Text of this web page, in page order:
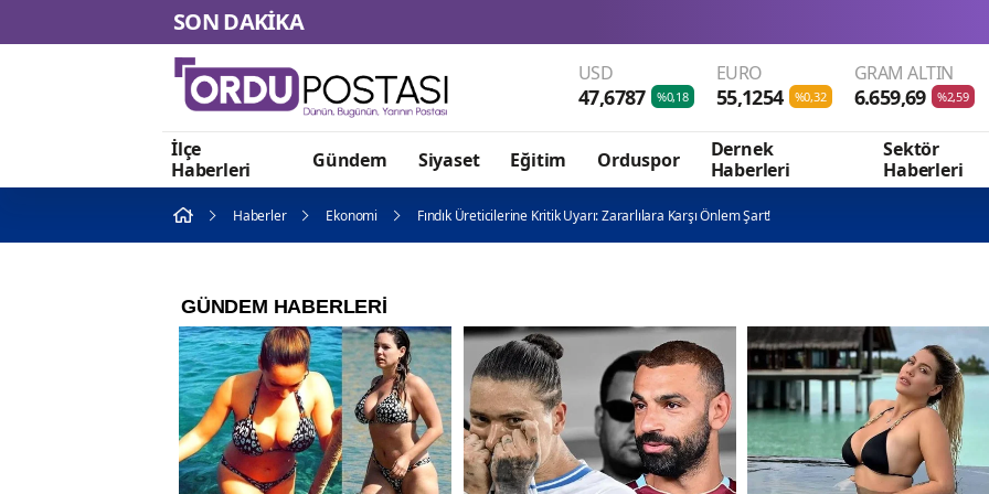
SON DAKİKA Anand’dan
USD
47,6787 %0,18
EURO
55,1254 %0,32
GRAM ALTIN
6.659,69 %2,59
İlçe
Haberleri
Gündem Siyaset Eğitim Orduspor
Dernek
Haberleri
Sektör
Haberleri
Haberler Ekonomi Fındık Üreticilerine Kritik Uyarı: Zararlılara Karşı Önlem Şart!